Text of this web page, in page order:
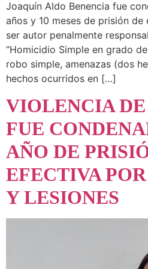
Joaquín Aldo Benencia fue
años y 10 meses de prisión
ser autor penalmente
“Homicidio Simple en grado
robo simple, amenazas (dos
hechos ocurridos en […]
VIOLENCIA
FUE
AÑO DE
EFECTIVA
Y LESIONES